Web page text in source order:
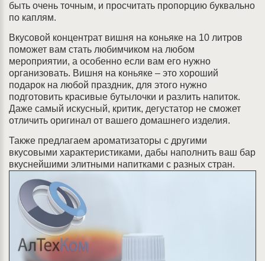
быть очень точным, и просчитать пропорцию буквально
по каплям.
Вкусовой концентрат вишня на коньяке на 10 литров
поможет вам стать любимчиком на любом
мероприятии, а особенно если вам его нужно
организовать. Вишня на коньяке – это хороший
подарок на любой праздник, для этого нужно
подготовить красивые бутылочки и разлить напиток.
Даже самый искусный, критик, дегустатор не сможет
отличить оригинал от вашего домашнего изделия.
Также предлагаем ароматизаторы с другими
вкусовыми характеристиками, дабы наполнить ваш бар
вкуснейшими элитными напитками с разных стран.